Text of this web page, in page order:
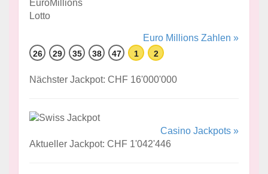
Euro Millions Zahlen »
26 29 35 38 47 1 2
Nächster Jackpot: CHF 16'000'000
Casino Jackpots »
Aktueller Jackpot: CHF 1'042'446